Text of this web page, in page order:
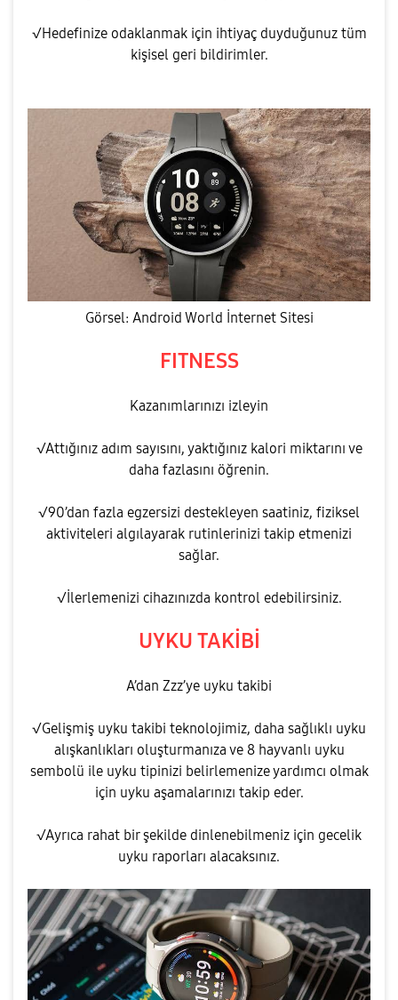
√Hedefinize odaklanmak için ihtiyaç duyduğunuz tüm
kişisel geri bildirimler.
Görsel: Android World İnternet Sitesi
FITNESS
Kazanımlarınızı izleyin
√Attığınız adım sayısını, yaktığınız kalori miktarını ve
daha fazlasını öğrenin.
√90’dan fazla egzersizi destekleyen saatiniz, fiziksel
aktiviteleri algılayarak rutinlerinizi takip etmenizi
sağlar.
√İlerlemenizi cihazınızda kontrol edebilirsiniz.
UYKU TAKİBİ
A’dan Zzz’ye uyku takibi
√Gelişmiş uyku takibi teknolojimiz, daha sağlıklı uyku
alışkanlıkları oluşturmanıza ve 8 hayvanlı uyku
sembolü ile uyku tipinizi belirlemenize yardımcı olmak
için uyku aşamalarınızı takip eder.
√Ayrıca rahat bir şekilde dinlenebilmeniz için gecelik
uyku raporları alacaksınız.